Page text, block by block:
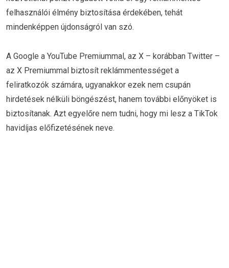
felhasználói élmény biztosítása érdekében, tehát
mindenképpen újdonságról van szó.
A Google a YouTube Premiummal, az X – korábban Twitter –
az X Premiummal biztosít reklámmentességet a
feliratkozók számára, ugyanakkor ezek nem csupán
hirdetések nélküli böngészést, hanem további előnyöket is
biztosítanak. Azt egyelőre nem tudni, hogy mi lesz a TikTok
havidíjas előfizetésének neve.